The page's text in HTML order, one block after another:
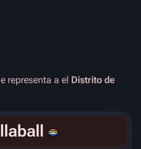
representa a el Distrito de